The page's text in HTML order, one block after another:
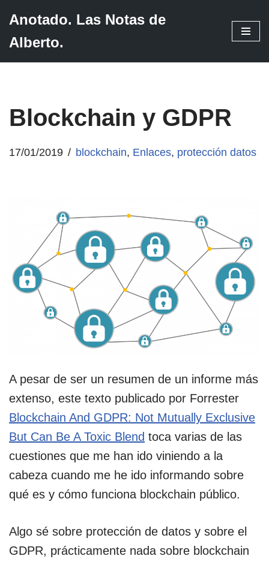
Saltar
Anotado. Las Notas de
Alberto.
Blockchain y GDPR
17/01/2019 blockchain, Enlaces, protección datos
A pesar de ser un resumen de un informe más
extenso, este texto publicado por Forrester
Blockchain And GDPR: Not Mutually Exclusive
But Can Be A Toxic Blend toca varias de las
cuestiones que me han ido viniendo a la
cabeza cuando me he ido informando sobre
qué es y cómo funciona blockchain público.
Algo sé sobre protección de datos y sobre el
GDPR, prácticamente nada sobre blockchain